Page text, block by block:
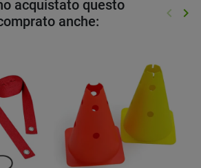
acquistato questo
anche:
keyboard_arrow_left keyboard_arrow_right